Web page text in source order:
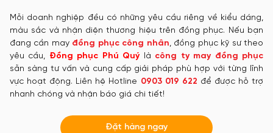
Mỗi doanh nghiệp đều có những yêu cầu riêng về kiểu dáng,
màu sắc và nhận diện thương hiệu trên đồng phục. Nếu bạn
đang cần may đồng phục công nhân, đồng phục kỹ sư theo
yêu cầu, Đồng phục Phú Quý là công ty may đồng phục
sẵn sàng tư vấn và cung cấp giải pháp phù hợp với từng lĩnh
vực hoạt động. Liên hệ Hotline 0903 019 622 để được hỗ trợ
nhanh chóng và nhận báo giá chi tiết!
Đặt hàng ngay